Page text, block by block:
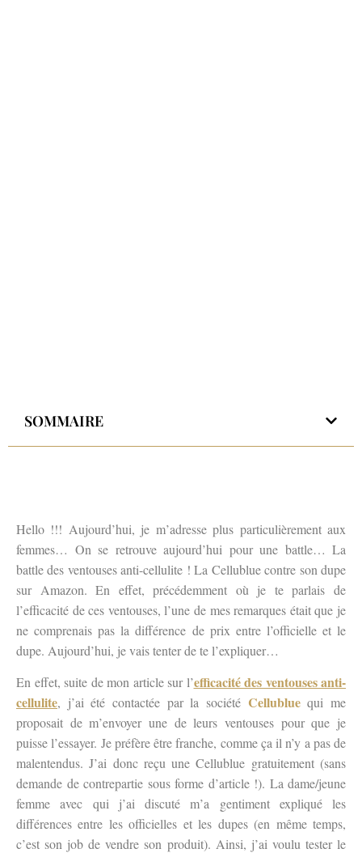
SOMMAIRE
Hello !!! Aujourd’hui, je m’adresse plus particulièrement aux
femmes… On se retrouve aujourd’hui pour une battle… La
battle des ventouses anti-cellulite ! La Cellublue contre son dupe
sur Amazon. En effet, précédemment où je te parlais de
l’efficacité de ces ventouses, l’une de mes remarques était que je
ne comprenais pas la différence de prix entre l’officielle et le
dupe. Aujourd’hui, je vais tenter de te l’expliquer…
En effet, suite de mon article sur l’efficacité des ventouses anti-
cellulite, j’ai été contactée par la société Cellubluequi me
proposait de m’envoyer une de leurs ventouses pour que je
puisse l’essayer. Je préfère être franche, comme ça il n’y a pas de
malentendus. J’ai donc reçu une Cellublue gratuitement (sans
demande de contrepartie sous forme d’article !). La dame/jeune
femme avec qui j’ai discuté m’a gentiment expliqué les
différences entre les officielles et les dupes (en même temps,
c’est son job de vendre son produit). Ainsi, j’ai voulu tester le